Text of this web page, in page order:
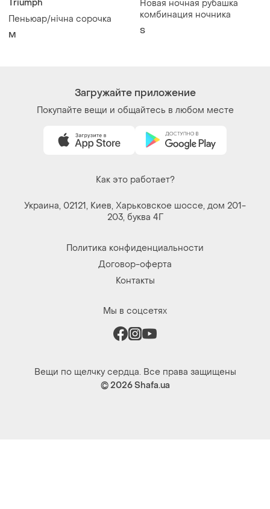
Triumph
Пеньюар/нічна сорочка
M
Новая ночная рубашка
комбинация ночника
S
Загружайте приложение
Покупайте вещи и общайтесь в любом месте
Как это работает?
Украина, 02121, Киев, Харьковское шоссе, дом 201-
203, буква 4Г
Политика конфиденциальности
Договор-оферта
Контакты
Мы в соцсетях
Вещи по щелчку сердца. Все права защищены
© 2026Shafa.ua